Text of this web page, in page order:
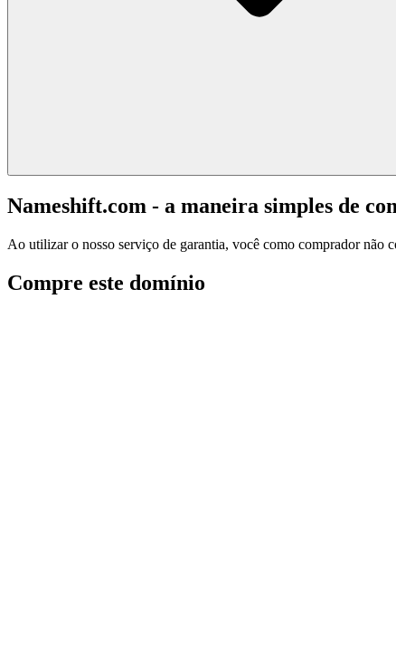
Nameshift.com - a maneira simples de
Ao utilizar o nosso serviço de garantia, você como comprador não
Compre este domínio